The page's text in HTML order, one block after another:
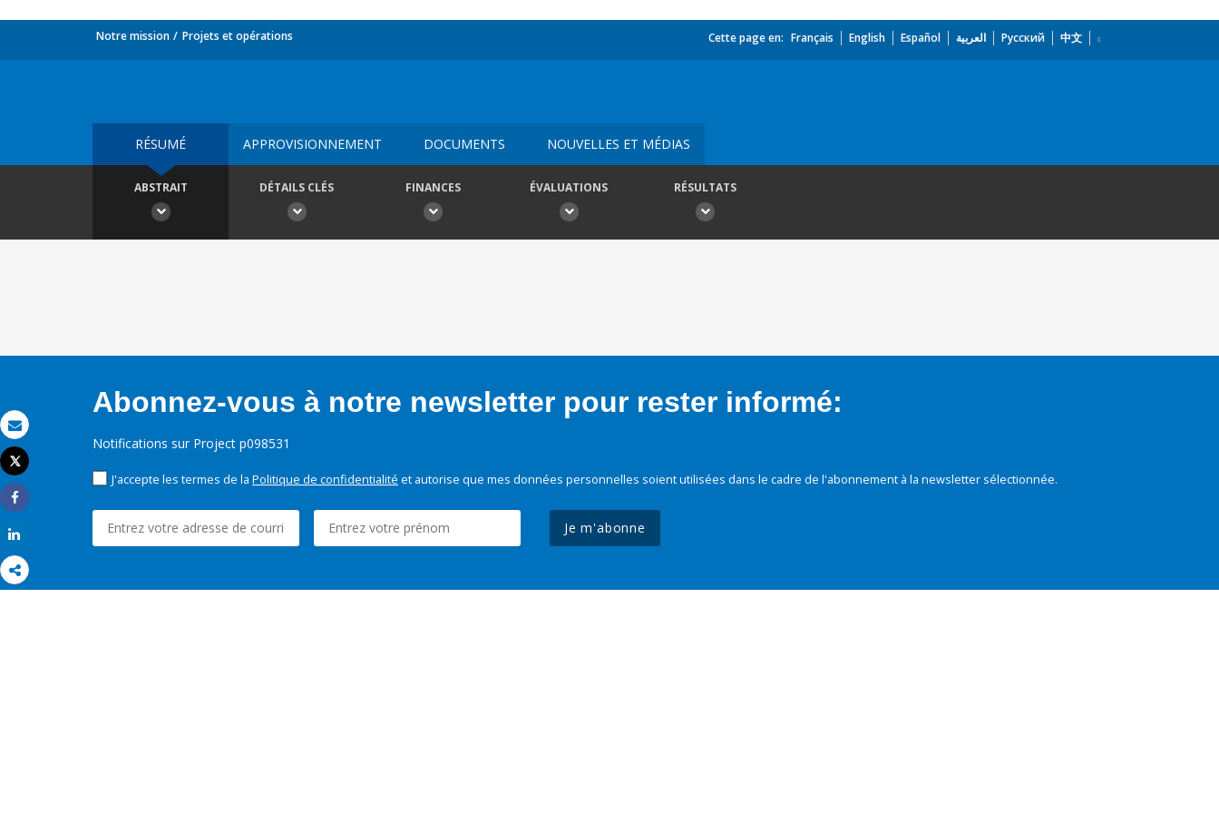
Email
Imprimer
Tweet
Share
Notre mission Projets et opérations Cette page en: Français English Español العربية Русский 中文
RÉSUMÉ APPROVISIONNEMENT DOCUMENTS NOUVELLES ET MÉDIAS
ABSTRAIT DÉTAILS CLÉS FINANCES ÉVALUATIONS RÉSULTATS
Abonnez-vous à notre newsletter pour rester informé:
Notifications sur Project p098531
J'accepte les termes de la Politique de confidentialité et autorise que mes données personnelles soient utilisées dans le cadre de l'abonnement à la newsletter sélectionnée.
Je m'abonne